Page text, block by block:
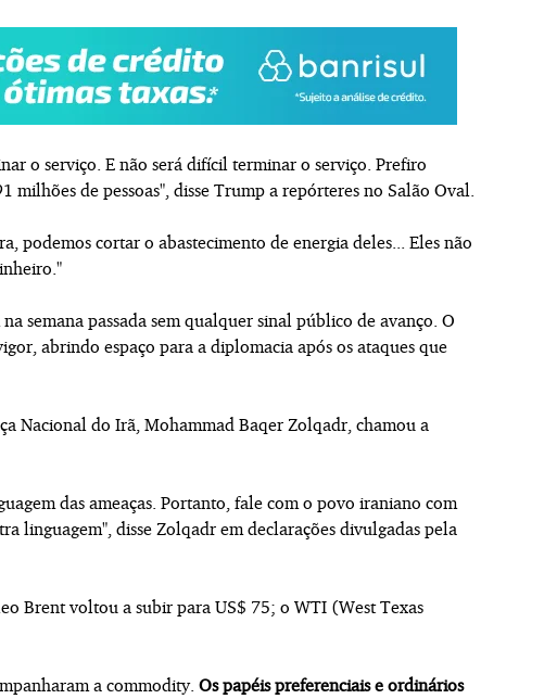
o serviço. E não será difícil terminar o serviço. Prefiro
de pessoas", disse Trump a repórteres no Salão Oval.
podemos cortar o abastecimento de energia deles... Eles não
semana passada sem qualquer sinal público de avanço. O
abrindo espaço para a diplomacia após os ataques que
Nacional do Irã, Mohammad Baqer Zolqadr, chamou a
das ameaças. Portanto, fale com o povo iraniano com
linguagem", disse Zolqadr em declarações divulgadas pela
Brent voltou a subir para US$ 75; o WTI (West Texas
a commodity. Os papéis preferenciais e ordinários